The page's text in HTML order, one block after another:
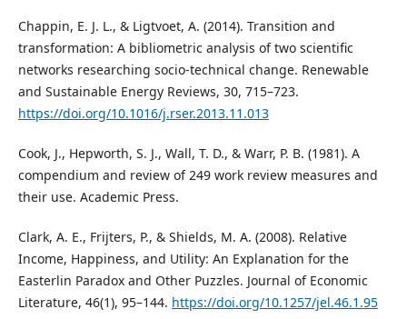
Chappin, E. J. L., & Ligtvoet, A. (2014). Transition and
transformation: A bibliometric analysis of two scientific
networks researching socio-technical change. Renewable
and Sustainable Energy Reviews, 30, 715–723.
https://doi.org/10.1016/j.rser.2013.11.013
Cook, J., Hepworth, S. J., Wall, T. D., & Warr, P. B. (1981). A
compendium and review of 249 work review measures and
their use. Academic Press.
Clark, A. E., Frijters, P., & Shields, M. A. (2008). Relative
Income, Happiness, and Utility: An Explanation for the
Easterlin Paradox and Other Puzzles. Journal of Economic
Literature, 46(1), 95–144. https://doi.org/10.1257/jel.46.1.95